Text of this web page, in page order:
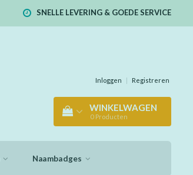
SNELLE LEVERING & GOEDE SERVICE
Inloggen | Registreren
WINKELWAGEN
0 Producten
Naambadges